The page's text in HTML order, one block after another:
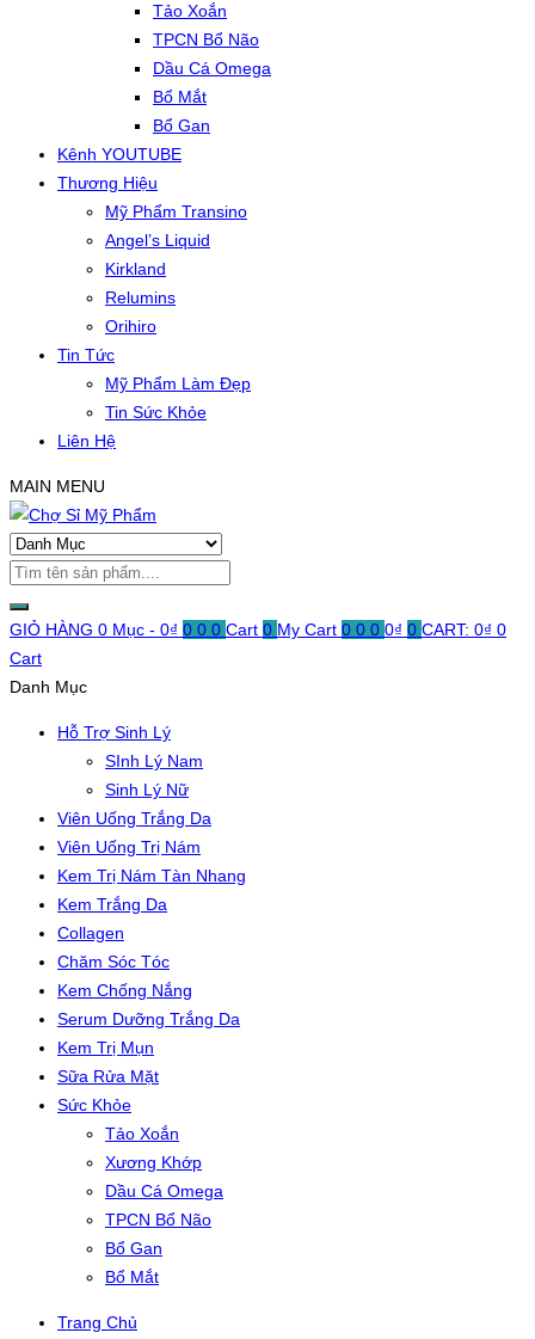
Tảo Xoắn
TPCN Bổ Não
Dầu Cá Omega
Bổ Mắt
Bổ Gan
Kênh YOUTUBE
Thương Hiệu
Mỹ Phẩm Transino
Angel’s Liquid
Kirkland
Relumins
Orihiro
Tin Tức
Mỹ Phẩm Làm Đẹp
Tin Sức Khỏe
Liên Hệ
MAIN MENU
GIỎ HÀNG 0 Mục - 0₫ 0 0 0 Cart 0 My Cart 0 0 0 0₫ 0 CART: 0₫ 0
Cart
Danh Mục
Hỗ Trợ Sinh Lý
SInh Lý Nam
Sinh Lý Nữ
Viên Uống Trắng Da
Viên Uống Trị Nám
Kem Trị Nám Tàn Nhang
Kem Trắng Da
Collagen
Chăm Sóc Tóc
Kem Chống Nắng
Serum Dưỡng Trắng Da
Kem Trị Mụn
Sữa Rửa Mặt
Sức Khỏe
Tảo Xoắn
Xương Khớp
Dầu Cá Omega
TPCN Bổ Não
Bổ Gan
Bổ Mắt
Trang Chủ